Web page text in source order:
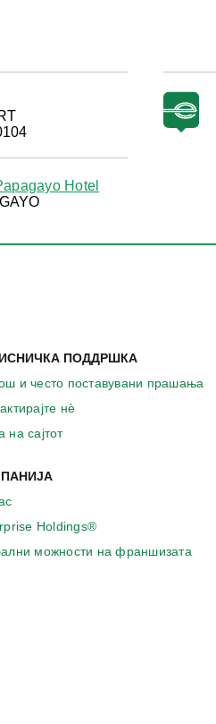
Hotel
ПОДДРШКА
и често поставувани прашања
нѐ
на сајтот
Holdings®
можности на франшизата